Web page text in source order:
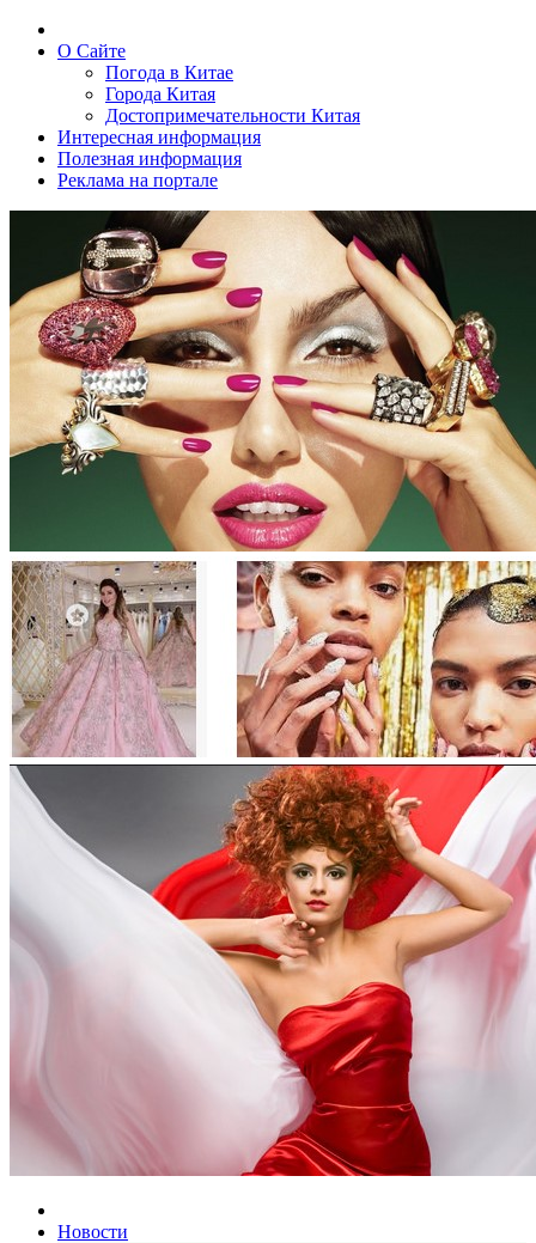
О Сайте
Погода в Китае
Города Китая
Достопримечательности Китая
Интересная информация
Полезная информация
Реклама на портале
Новости